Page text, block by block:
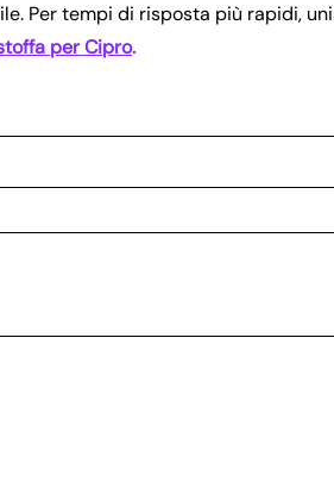
Per tempi di risposta più rapidi,
per Cipro.